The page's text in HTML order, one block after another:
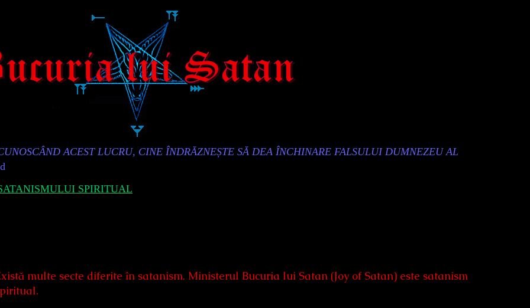
ACEST LUCRU, CINE ÎNDRĂZNEȘTE SĂ DEA ÎNCHINARE FALSULUI DUMNEZEU AL
SPIRITUAL
multe secte diferite în satanism. Ministerul Bucuria lui Satan (Joy of Satan) este satanism